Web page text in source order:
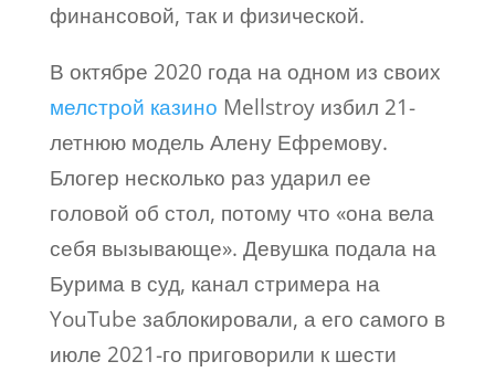
финансовой, так и физической.
В октябре 2020 года на одном из своих
мелстрой казино Mellstroy избил 21-
летнюю модель Алену Ефремову.
Блогер несколько раз ударил ее
головой об стол, потому что «она вела
себя вызывающе». Девушка подала на
Бурима в суд, канал стримера на
YouTube заблокировали, а его самого в
июле 2021-го приговорили к шести